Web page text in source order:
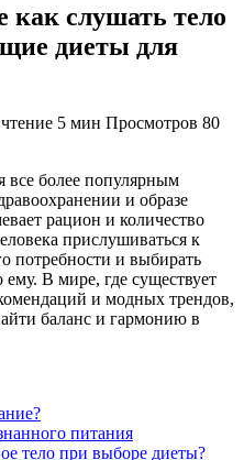
как слушать тело
диеты для
5 мин Просмотров 80
все более популярным
и образе
рацион и количество
прислушиваться к
потребности и выбирать
ему. В мире, где существует
и модных трендов,
баланс и гармонию в
питания
тело при выборе диеты?